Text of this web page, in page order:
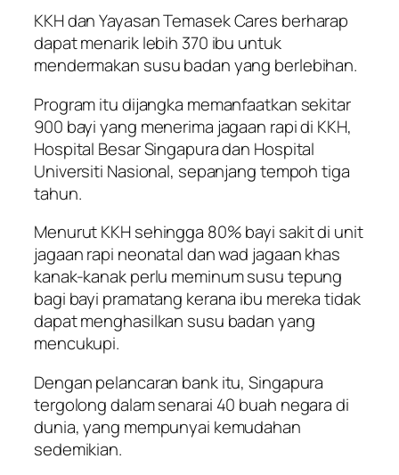
KKH dan Yayasan Temasek Cares berharap
dapat menarik lebih 370 ibu untuk
mendermakan susu badan yang berlebihan.
Program itu dijangka memanfaatkan sekitar
900 bayi yang menerima jagaan rapi di KKH,
Hospital Besar Singapura dan Hospital
Universiti Nasional, sepanjang tempoh tiga
tahun.
Menurut KKH sehingga 80% bayi sakit di unit
jagaan rapi neonatal dan wad jagaan khas
kanak-kanak perlu meminum susu tepung
bagi bayi pramatang kerana ibu mereka tidak
dapat menghasilkan susu badan yang
mencukupi.
Dengan pelancaran bank itu, Singapura
tergolong dalam senarai 40 buah negara di
dunia, yang mempunyai kemudahan
sedemikian.